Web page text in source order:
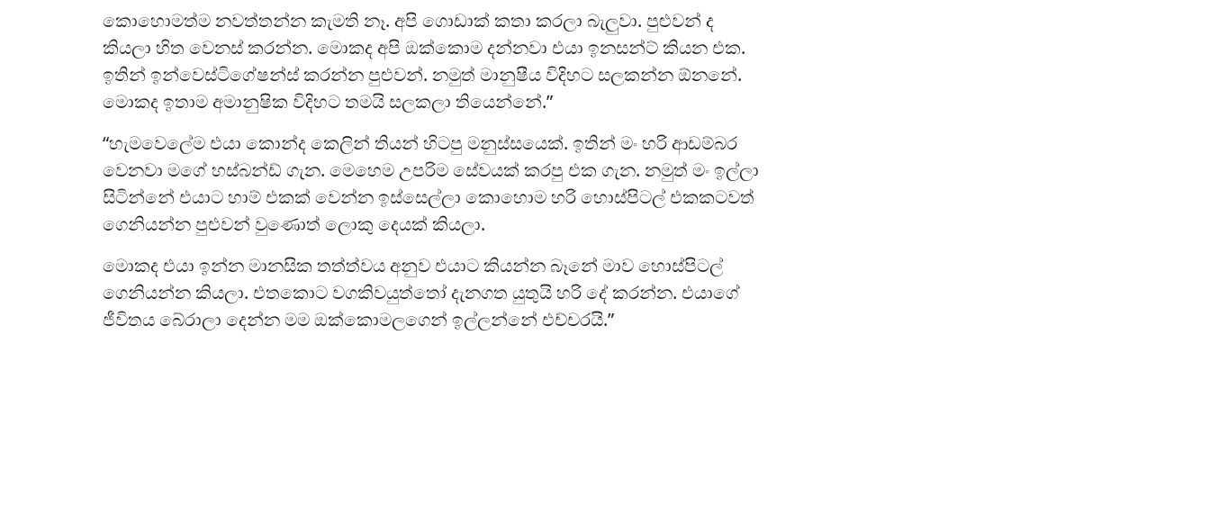
කොහොමත්ම නවත්තන්න කැමති නෑ. අපි ගොඩාක් කතා කරලා බැලුවා. පුළුවන් ද
කියලා හිත වෙනස් කරන්න. මොකද අපි ඔක්කොම දන්නවා එයා ඉනසන්ට් කියන එක.
ඉතින් ඉන්වෙස්ටිගේෂන්ස් කරන්න පුළුවන්. නමුත් මානුෂීය විදිහට සලකන්න ඕනනේ.
මොකද ඉතාම අමානුෂික විදිහට තමයි සලකලා තියෙන්නේ.”
“හැමවෙලේම එයා කොන්ද කෙලින් තියන් හිටපු මනුස්සයෙක්. ඉතින් මං හරි ආඩම්බර
වෙනවා මගේ හස්බන්ඩ් ගැන. මෙහෙම උපරිම සේවයක් කරපු එක ගැන. නමුත් මං ඉල්ලා
සිටින්නේ එයාට හාම් එකක් වෙන්න ඉස්සෙල්ලා කොහොම හරි හොස්පිටල් එකකටවත්
ගෙනියන්න පුළුවන් වුණොත් ලොකු දෙයක් කියලා.
මොකද එයා ඉන්න මානසික තත්ත්වය අනුව එයාට කියන්න බෑනේ මාව හොස්පිටල්
ගෙනියන්න කියලා. එතකොට වගකිවයුත්තෝ දැනගත යුතුයි හරි දේ කරන්න. එයාගේ
ජීවිතය බේරාලා දෙන්න මම ඔක්කොමලගෙන් ඉල්ලන්නේ එච්චරයි.”